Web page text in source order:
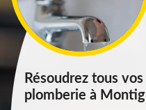
Résoudrez tous
plomberie à